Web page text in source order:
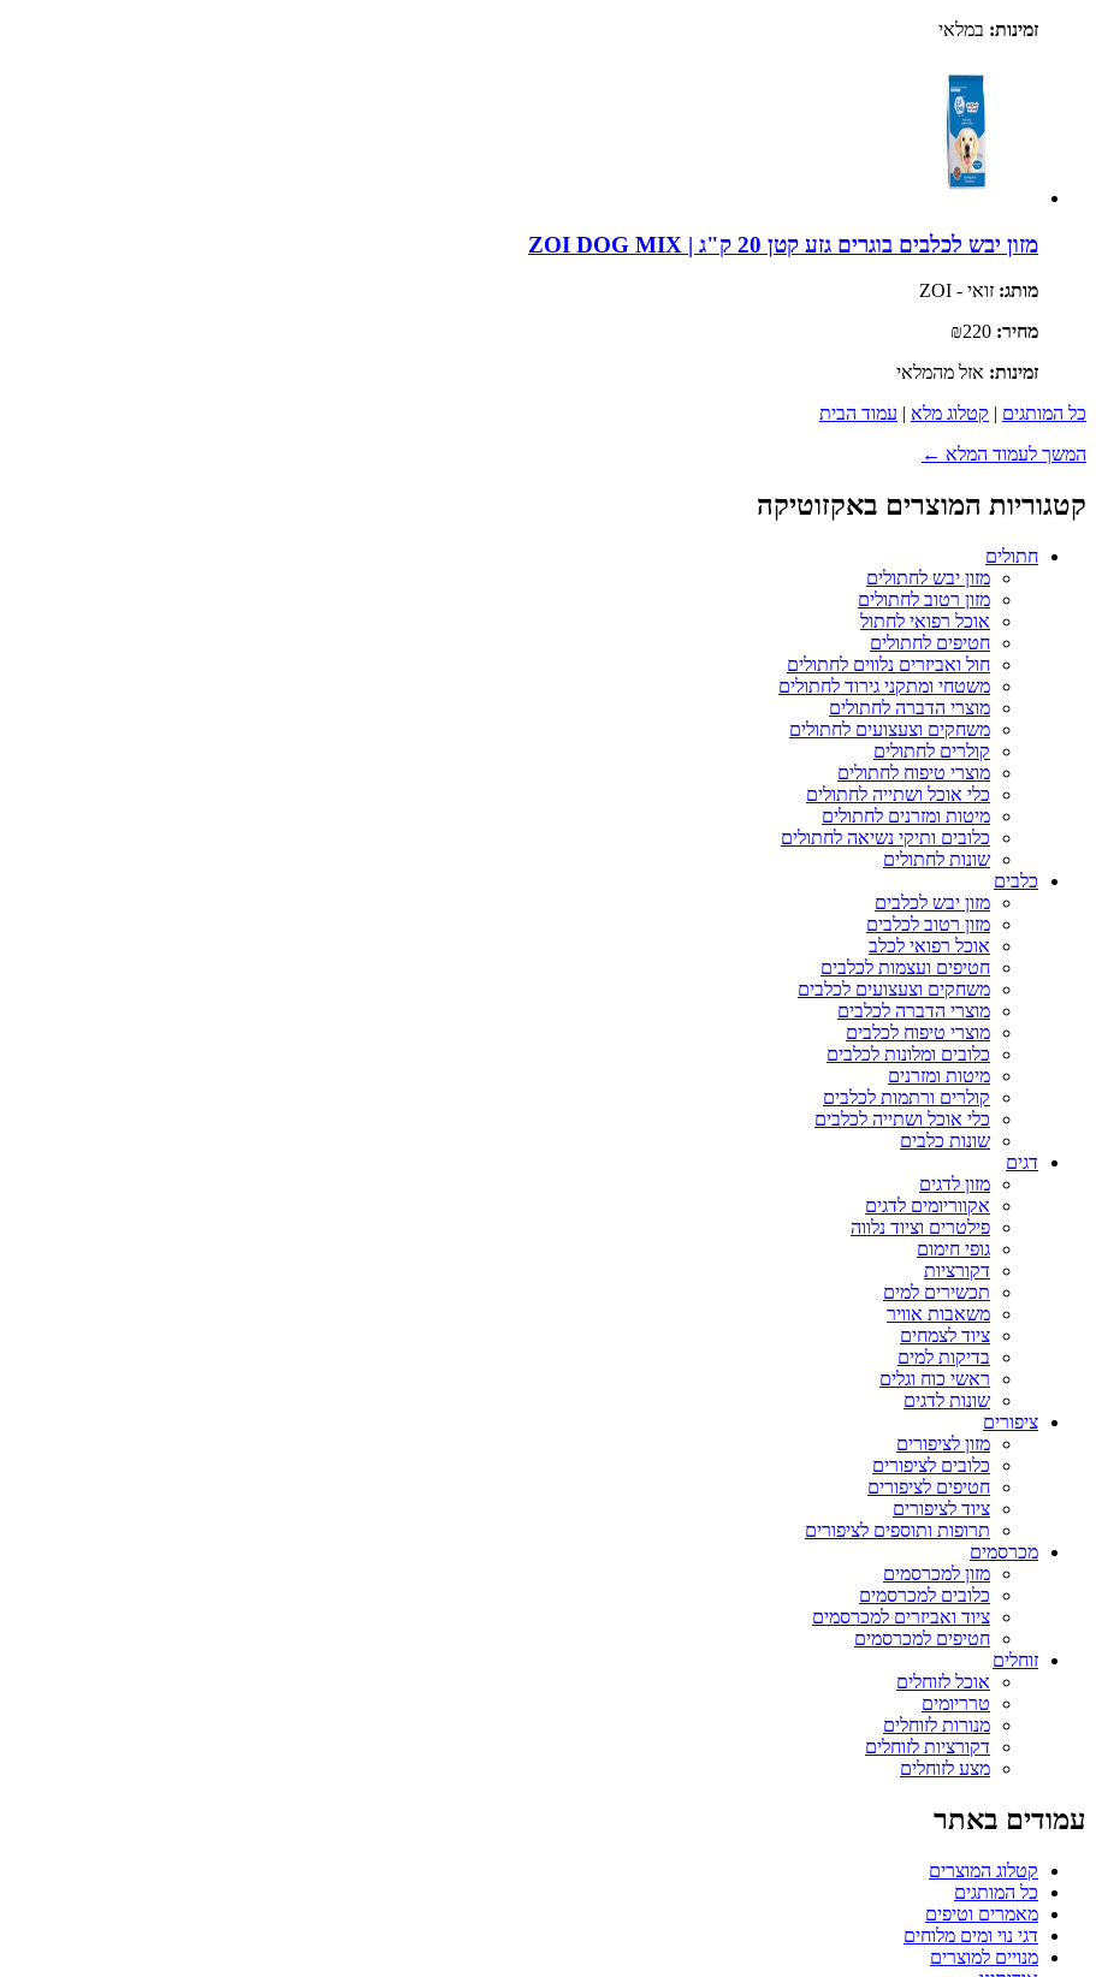
זמינות: במלאי
מזון יבש לכלבים בוגרים גזע קטן 20 ק"ג | ZOI DOG MIX
מותג: זואי - ZOI
מחיר:
זמינות: אזל מהמלאי
כל המותגים | קטלוג מלא | עמוד הבית
המשך לעמוד המלא ←
קטגוריות המוצרים באקזוטיקה
חתולים
מזון יבש לחתולים
מזון רטוב לחתולים
אוכל רפואי לחתול
חטיפים לחתולים
חול ואביזרים נלווים לחתולים
משטחי ומתקני גירוד לחתולים
מוצרי הדברה לחתולים
משחקים וצעצועים לחתולים
קולרים לחתולים
מוצרי טיפוח לחתולים
כלי אוכל ושתייה לחתולים
מיטות ומזרנים לחתולים
כלובים ותיקי נשיאה לחתולים
שונות לחתולים
כלבים
מזון יבש לכלבים
מזון רטוב לכלבים
אוכל רפואי לכלב
חטיפים ועצמות לכלבים
משחקים וצעצועים לכלבים
מוצרי הדברה לכלבים
מוצרי טיפוח לכלבים
כלובים ומלונות לכלבים
מיטות ומזרנים
קולרים ורתמות לכלבים
כלי אוכל ושתייה לכלבים
שונות כלבים
דגים
מזון לדגים
אקווריומים לדגים
פילטרים וציוד נלווה
גופי חימום
דקורציות
תכשירים למים
משאבות אוויר
ציוד לצמחים
בדיקות למים
ראשי כוח וגלים
שונות לדגים
ציפורים
מזון לציפורים
כלובים לציפורים
חטיפים לציפורים
ציוד לציפורים
תרופות ותוספים לציפורים
מכרסמים
מזון למכרסמים
כלובים למכרסמים
ציוד ואביזרים למכרסמים
חטיפים למכרסמים
זוחלים
אוכל לזוחלים
טרריומים
מנורות לזוחלים
דקורציות לזוחלים
מצע לזוחלים
עמודים באתר
קטלוג המוצרים
כל המותגים
מאמרים וטיפים
דגי נוי ומים מלוחים
מנויים למוצרים